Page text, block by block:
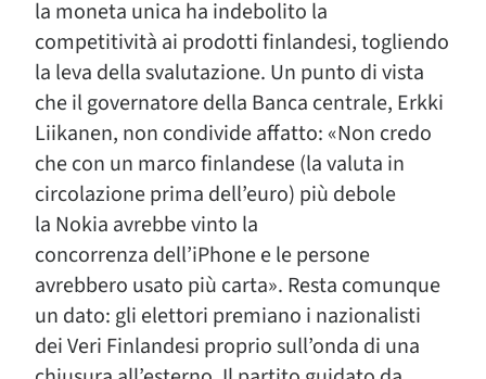
la moneta unica ha indebolito la
competitività ai prodotti finlandesi, togliendo
la leva della svalutazione. Un punto di vista
che il governatore della Banca centrale, Erkki
Liikanen, non condivide affatto: «Non credo
che con un marco finlandese (la valuta in
circolazione prima dell’euro) più debole
la Nokia avrebbe vinto la
concorrenza dell’iPhone e le persone
avrebbero usato più carta». Resta comunque
un dato: gli elettori premiano i nazionalisti
dei Veri Finlandesi proprio sull’onda di una